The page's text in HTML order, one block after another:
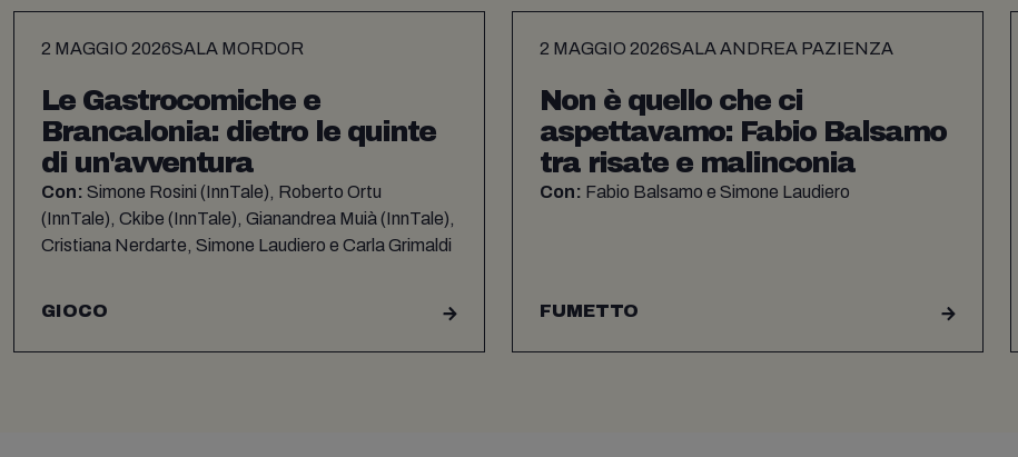
2 MAGGIO 2026SALA MORDOR
Le Gastrocomiche e
Brancalonia: dietro le quinte
di un'avventura
Con: Simone Rosini (InnTale), Roberto Ortu
(InnTale), Ckibe (InnTale), Gianandrea Muià (InnTale),
Cristiana Nerdarte, Simone Laudiero e Carla Grimaldi
GIOCO
2 MAGGIO 2026SALA ANDREA PAZIENZA
Non è quello che ci
aspettavamo: Fabio Balsamo
tra risate e malinconia
Con: Fabio Balsamo e Simone Laudiero
FUMETTO